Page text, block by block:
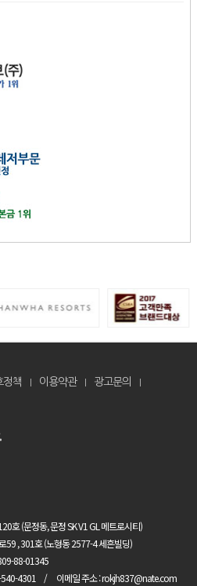
정책 이용약관
광고문의
호 (문정동, 문정 SK V1 GL 메트로시티)
59 , 301호 (노형동 2577-4 세흔빌딩)
88-01345
4301 이메일 주소 : rokjh837@nate.com